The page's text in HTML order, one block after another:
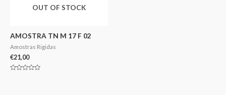
OUT OF STOCK
AMOSTRA TN M 17 F 02
Amostras Rigidas
€21,00